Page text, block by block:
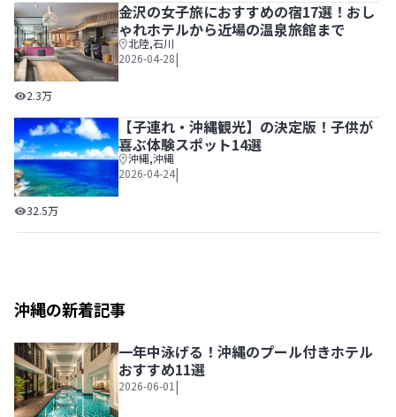
金沢の女子旅におすすめの宿17選！おしゃれホテルから近
2.3万
金沢の女子旅におすすめの宿17選！おし
ゃれホテルから近場の温泉旅館まで
北陸,石川
2026-04-28|
【子連れ・沖縄観光】の決定版！子供が喜ぶ体験スポット
32.5万
【子連れ・沖縄観光】の決定版！子供が
喜ぶ体験スポット14選
沖縄,沖縄
2026-04-24|
沖縄の新着記事
一年中泳げる！沖縄のプール付きホテル
おすすめ11選
2026-06-01 |